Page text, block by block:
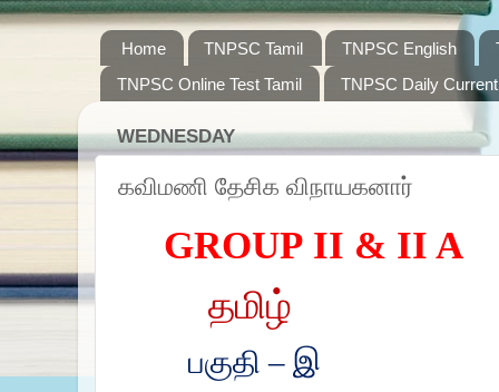
Home TNPSC Tamil TNPSC English
TNPSC Online Test Tamil
TNPSC Daily
WEDNESDAY
கவிமணி தேசிக விநாயகனார்
GROUP II & II A
தமிழ்
பகுதி – இ